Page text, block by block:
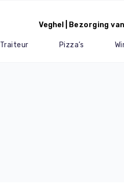
Veghel | Bezorging
Traiteur Pizza’s